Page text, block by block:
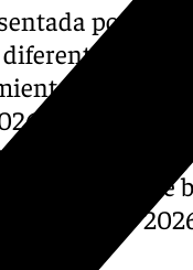
por
diferentes
entre
a cargo del
e
imposición de
El Soto